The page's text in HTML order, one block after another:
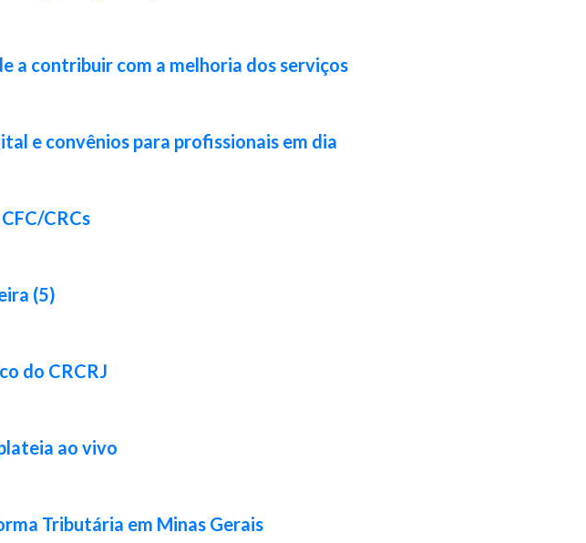
a contribuir com a melhoria dos serviços
e convênios para profissionais em dia
CRCs
(5)
do CRCRJ
ao vivo
Tributária em Minas Gerais